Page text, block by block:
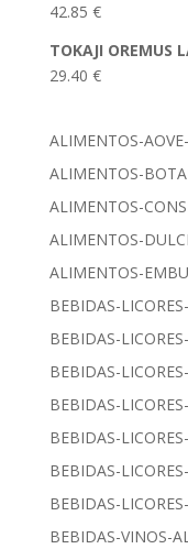
42.85 €
TOKAJI OREMUS
29.40 €
ALIMENTOS-
ALIMENTOS-
ALIMENTOS-
ALIMENTOS-
ALIMENTOS-
BEBIDAS-
BEBIDAS-
BEBIDAS-
BEBIDAS-
BEBIDAS-
BEBIDAS-
BEBIDAS-
BEBIDAS-VINOS-